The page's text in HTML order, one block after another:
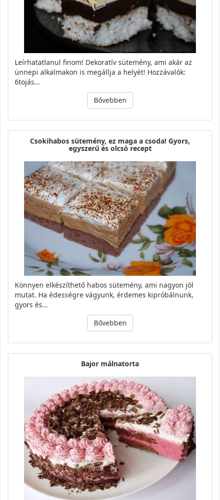
Leírhatatlanul finom! Dekoratív sütemény, ami akár az
ünnepi alkalmakon is megállja a helyét! Hozzávalók:
6tojás…
Bővebben
Csokihabos sütemény, ez maga a csoda! Gyors,
egyszerű és olcsó recept
Könnyen elkészíthető habos sütemény, ami nagyon jól
mutat. Ha édességre vágyunk, érdemes kipróbálnunk,
gyors és…
Bővebben
Bajor málnatorta